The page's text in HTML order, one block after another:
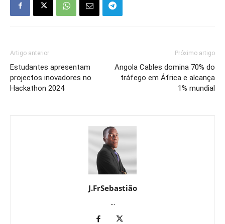
Artigo anterior
Estudantes apresentam
projectos inovadores no
Hackathon 2024
Próximo artigo
Angola Cables domina 70% do
tráfego em África e alcança
1% mundial
J.FrSebastião
...